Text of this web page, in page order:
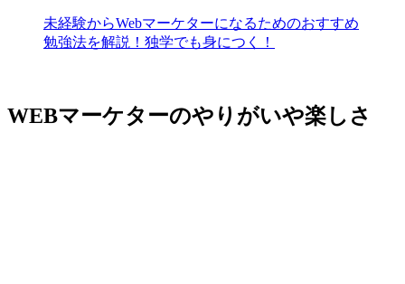
未経験からWebマーケターになるためのおすすめ
勉強法を解説！独学でも身につく！
WEBマーケターのやりがいや楽しさ